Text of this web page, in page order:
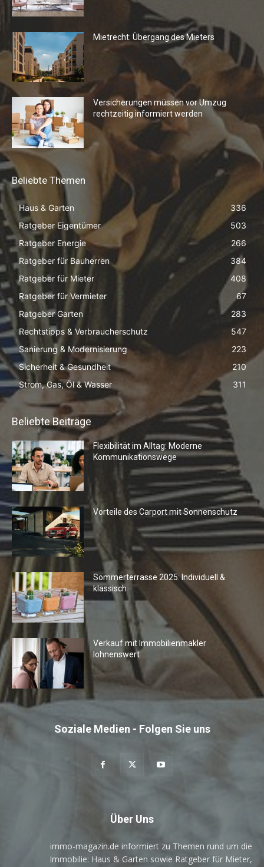
Mietrecht: Übergang des Mieters
Versicherungen müssen vor Umzug
rechtzeitig informiert werden
Beliebte Themen
Haus & Garten
336
Ratgeber Eigentümer
503
Ratgeber Energie
266
Ratgeber für Bauherren
384
Ratgeber für Mieter
408
Ratgeber für Vermieter
67
Ratgeber Garten
283
Rechtstipps & Verbraucherschutz
547
Sanierung & Modernisierung
223
Sicherheit & Gesundheit
210
Strom, Gas, Öl & Wasser
311
Beliebte Beiträge
Flexibilität im Alltag: Moderne
Kommunikationswege
Vorteile des Carport mit Sonnenschutz
Sommerterrasse 2025: Individuell &
klassisch
Verkauf mit Immobilienmakler
lohnenswert
Soziale Medien - Folgen Sie uns
Über Uns
immo-magazin.de informiert zu Themen rund um die
Immobilie: Haus & Garten sowie Ratgeber für Mieter,